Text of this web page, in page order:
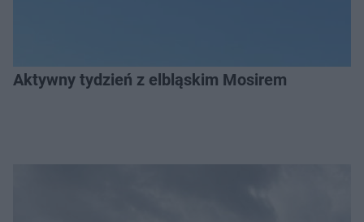
Aktywny tydzień z elbląskim Mosirem